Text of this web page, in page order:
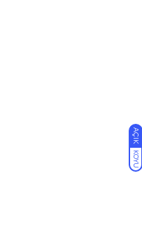
AÇIK
KOYU